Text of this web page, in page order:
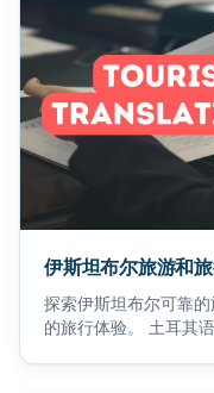
伊斯坦布尔旅游和
探索伊斯坦布尔可靠
的旅行体验。 土耳其